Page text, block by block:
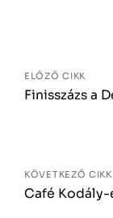
ELŐZŐ CIKK
Finisszázs a
KÖVETKEZŐ CIKK
Café